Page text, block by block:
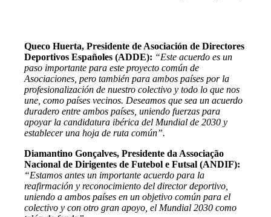
Queco Huerta, Presidente de Asociación de Directores
Deportivos Españoles (ADDE): “Este acuerdo es un
paso importante para este proyecto común de
Asociaciones, pero también para ambos países por la
profesionalización de nuestro colectivo y todo lo que nos
une, como países vecinos. Deseamos que sea un acuerdo
duradero entre ambos países, uniendo fuerzas para
apoyar la candidatura ibérica del Mundial de 2030 y
establecer una hoja de ruta común”.
Diamantino Gonçalves, Presidente da Associação
Nacional de Dirigentes de Futebol e Futsal (ANDIF):
“Estamos antes un importante acuerdo para la
reafirmación y reconocimiento del director deportivo,
uniendo a ambos países en un objetivo común para el
colectivo y con otro gran apoyo, el Mundial 2030 como